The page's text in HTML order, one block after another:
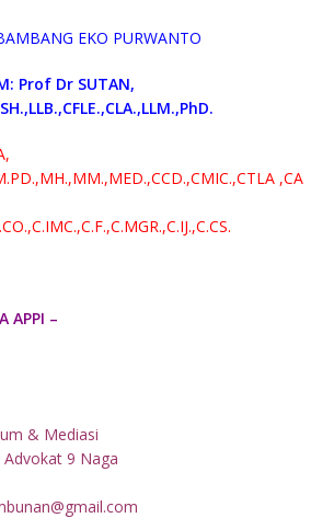
EKO PURWANTO
Prof Dr SUTAN,
,CA
APPI –
& Mediasi
9 Naga